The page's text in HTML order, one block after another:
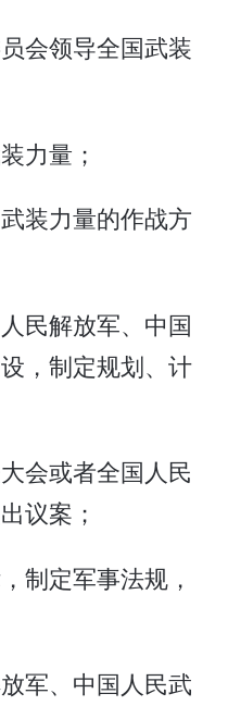
会领导全国武装
力量；
装力量的作战方
民解放军、中国
，制定规划、计
会或者全国人民
议案；
制定军事法规，
军、中国人民武